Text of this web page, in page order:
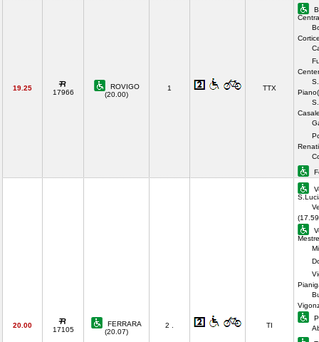
19.25
17966
ROVIGO
(20.00)
1 TTX
20.00
17105
FERRARA
(20.07)
2 . TI